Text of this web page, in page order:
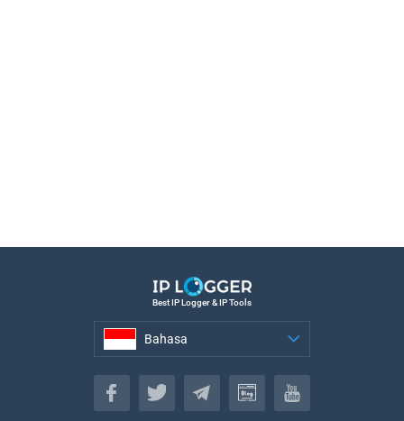
Best IP Logger & IP Tools
Bahasa
Bahasa